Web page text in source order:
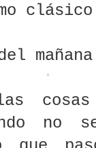
mañana
cosas
no